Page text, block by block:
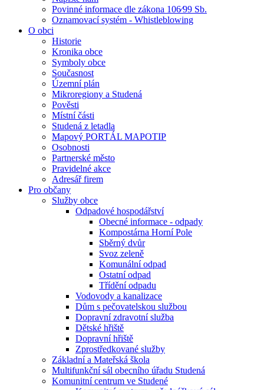
Povinné informace dle zákona 106⁄99 Sb.
Oznamovací systém - Whistleblowing
O obci
Historie
Kronika obce
Symboly obce
Současnost
Územní plán
Mikroregiony a Studená
Pověsti
Místní části
Studená z letadla
Mapový PORTÁL MAPOTIP
Osobnosti
Partnerské město
Pravidelné akce
Adresář firem
Pro občany
Služby obce
Odpadové hospodářství
Obecné informace - odpady
Kompostárna Horní Pole
Sběrný dvůr
Svoz zeleně
Komunální odpad
Ostatní odpad
Třídění odpadu
Vodovody a kanalizace
Dům s pečovatelskou službou
Dopravní zdravotní služba
Dětské hřiště
Dopravní hřiště
Zprostředkované služby
Základní a Mateřská škola
Multifunkční sál obecního úřadu Studená
Komunitní centrum ve Studené